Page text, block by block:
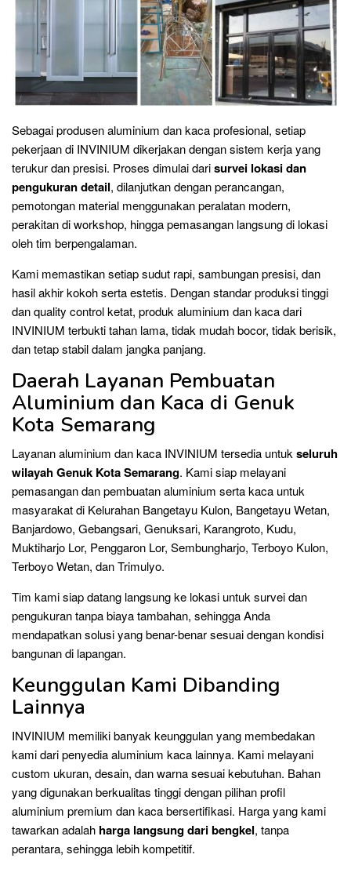
Sebagai produsen aluminium dan kaca profesional, setiap
pekerjaan di INVINIUM dikerjakan dengan sistem kerja yang
terukur dan presisi. Proses dimulai darisurvei lokasi dan
pengukuran detail, dilanjutkan dengan perancangan,
pemotongan material menggunakan peralatan modern,
perakitan di workshop, hingga pemasangan langsung di lokasi
oleh tim berpengalaman.
Kami memastikan setiap sudut rapi, sambungan presisi, dan
hasil akhir kokoh serta estetis. Dengan standar produksi tinggi
dan quality control ketat, produk aluminium dan kaca dari
INVINIUM terbukti tahan lama, tidak mudah bocor, tidak berisik,
dan tetap stabil dalam jangka panjang.
Daerah Layanan Pembuatan
Aluminium dan Kaca di Genuk
Kota Semarang
Layanan aluminium dan kaca INVINIUM tersedia untuk seluruh
wilayah Genuk Kota Semarang. Kami siap melayani
pemasangan dan pembuatan aluminium serta kaca untuk
masyarakat di Kelurahan Bangetayu Kulon, Bangetayu Wetan,
Banjardowo, Gebangsari, Genuksari, Karangroto, Kudu,
Muktiharjo Lor, Penggaron Lor, Sembungharjo, Terboyo Kulon,
Terboyo Wetan, dan Trimulyo.
Tim kami siap datang langsung ke lokasi untuk survei dan
pengukuran tanpa biaya tambahan, sehingga Anda
mendapatkan solusi yang benar-benar sesuai dengan kondisi
bangunan di lapangan.
Keunggulan Kami Dibanding
Lainnya
INVINIUM memiliki banyak keunggulan yang membedakan
kami dari penyedia aluminium kaca lainnya. Kami melayani
custom ukuran, desain, dan warna sesuai kebutuhan. Bahan
yang digunakan berkualitas tinggi dengan pilihan profil
aluminium premium dan kaca bersertifikasi. Harga yang kami
tawarkan adalah harga langsung dari bengkel, tanpa
perantara, sehingga lebih kompetitif.